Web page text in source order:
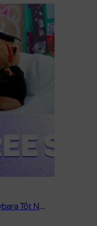
Gấu Bông Capybara Tốt Nghiệp chảy mũi